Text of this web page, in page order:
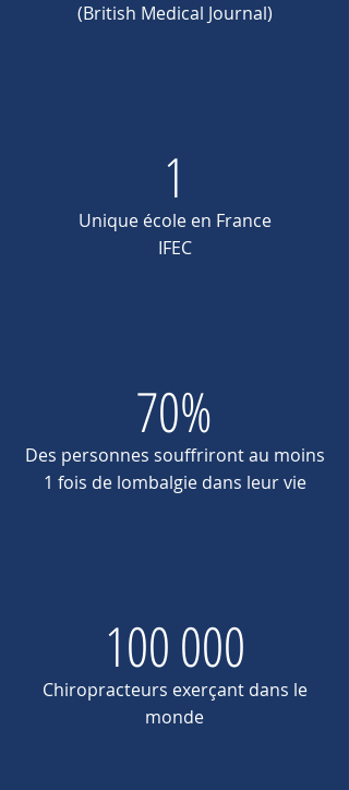
(British Medical Journal)
1
Unique écoleen France
IFEC
70%
Des personnes souffriront au moins
1 fois de lombalgie dans leur vie
100 000
Chiropracteurs exerçant dans le
monde